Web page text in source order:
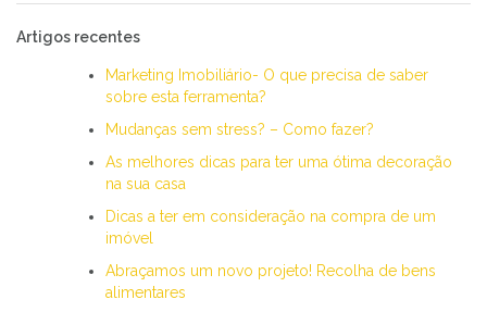
Artigos recentes
Marketing Imobiliário- O que precisa de saber
sobre esta ferramenta?
Mudanças sem stress? – Como fazer?
As melhores dicas para ter uma ótima decoração
na sua casa
Dicas a ter em consideração na compra de um
imóvel
Abraçamos um novo projeto! Recolha de bens
alimentares